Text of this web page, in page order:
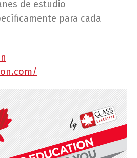
de estudio
para cada